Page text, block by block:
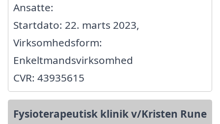
Ansatte:
Startdato: 22. marts 2023,
Virksomhedsform:
Enkeltmandsvirksomhed
CVR: 43935615
Fysioterapeutisk klinik v/Kristen Rune